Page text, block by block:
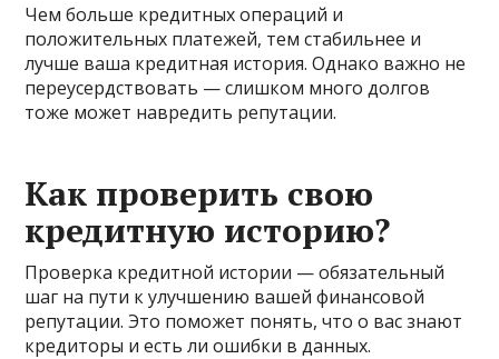
Чем больше кредитных операций и
положительных платежей, тем стабильнее и
лучше ваша кредитная история. Однако важно не
переусердствовать — слишком много долгов
тоже может навредить репутации.
Как проверить свою
кредитную историю?
Проверка кредитной истории — обязательный
шаг на пути к улучшению вашей финансовой
репутации. Это поможет понять, что о вас знают
кредиторы и есть ли ошибки в данных.